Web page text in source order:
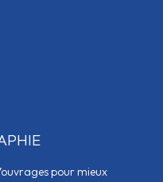
pour mieux